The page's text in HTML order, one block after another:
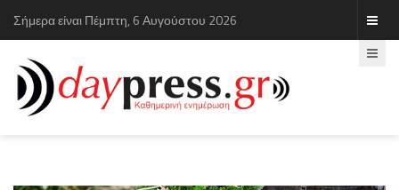
Σήμερα είναι Πέμπτη, 6 Αυγούστου 2026